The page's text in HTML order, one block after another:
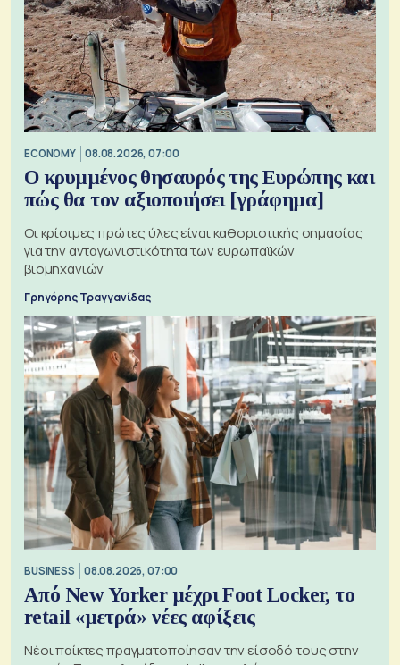
ECONOMY 08.08.2026, 07:00
Ο κρυμμένος θησαυρός της Ευρώπης και
πώς θα τον αξιοποιήσει [γράφημα]
Οι κρίσιμες πρώτες ύλες είναι καθοριστικής σημασίας
για την ανταγωνιστικότητα των ευρωπαϊκών
βιομηχανιών
Γρηγόρης Τραγγανίδας
BUSINESS 08.08.2026, 07:00
Από New Yorker μέχρι Foot Locker, το
retail «μετρά» νέες αφίξεις
Νέοι παίκτες πραγματοποίησαν την είσοδό τους στην